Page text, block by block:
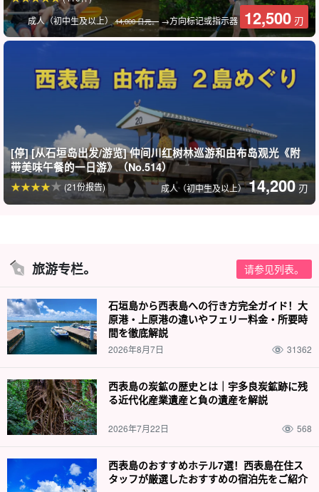
成人（初中生及以上）14,000 日元。→方向标记或指示器 12,500 刃
[停] [从石垣岛出发/游览] 仲间川红树林巡游和由布岛观光《附
带美味午餐的一日游》（No.514）
成人（初中生及以上）14,200 刃
(21份报告)
旅游专栏。 请参见列表。
石垣島から西表島への行き方完全ガイド！大
原港・上原港の違いやフェリー料金・所要時
間を徹底解説
2026年8月7日 31362
西表島の炭鉱の歴史とは｜宇多良炭鉱跡に残
る近代化産業遺産と負の遺産を解説
2026年7月22日 568
西表島のおすすめホテル7選！西表島在住ス
タッフが厳選したおすすめの宿泊先をご紹介